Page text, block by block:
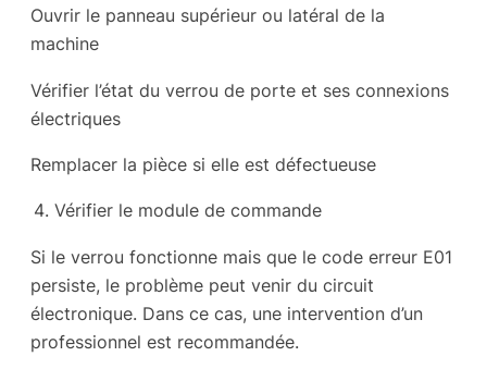
Ouvrir le panneau supérieur ou latéral de la
machine
Vérifier l’état du verrou de porte et ses connexions
électriques
Remplacer la pièce si elle est défectueuse
Vérifier le module de commande
Si le verrou fonctionne mais que le code erreur E01
persiste, le problème peut venir du circuit
électronique. Dans ce cas, une intervention d’un
professionnel est recommandée.